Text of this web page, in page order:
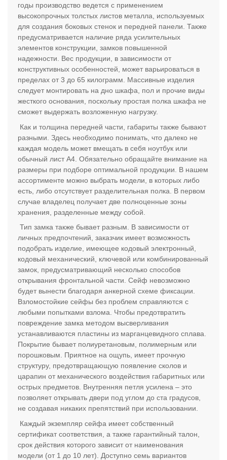
годы производство ведется с применением
высокопрочных толстых листов металла, используемых
для создания боковых стенок и передней панели. Также
предусматривается наличие ряда усилительных
элементов конструкции, замков повышенной
надежности. Вес продукции, в зависимости от
конструктивных особенностей, может варьироваться в
пределах от 3 до 65 килограмм. Массивные изделия
следует монтировать на дно шкафа, пол и прочие виды
жесткого основания, поскольку простая полка шкафа не
сможет выдержать возложенную нагрузку.
Как и толщина передней части, габариты также бывают
разными. Здесь необходимо понимать, что далеко не
каждая модель может вмещать в себя ноутбук или
обычный лист А4. Обязательно обращайте внимание на
размеры при подборе оптимальной продукции. В нашем
ассортименте можно выбрать модели, в которых либо
есть, либо отсутствует разделительная полка. В первом
случае владелец получает две полноценные зоны
хранения, разделенные между собой.
Тип замка также бывает разным. В зависимости от
личных предпочтений, заказчик имеет возможность
подобрать изделие, имеющее кодовый электронный,
кодовый механический, ключевой или комбинированный
замок, предусматривающий несколько способов
открывания фронтальной части. Сейф невозможно
будет вынести благодаря анкерной схеме фиксации.
Взломостойкие сейфы без проблем справляются с
любыми попытками взлома. Чтобы предотвратить
повреждение замка методом высверливания
устанавливаются пластины из марганцевидного сплава.
Покрытие бывает полиуретановым, полимерным или
порошковым. Приятное на ощупь, имеет прочную
структуру, предотвращающую появление сколов и
царапин от механического воздействия габаритных или
острых предметов. Внутренняя петля усилена – это
позволяет открывать двери под углом до ста градусов,
не создавая никаких препятствий при использовании.
Каждый экземпляр сейфа имеет собственный
сертификат соответствия, а также гарантийный талон,
срок действия которого зависит от наименования
модели (от 1 до 10 лет). Доступно семь вариантов